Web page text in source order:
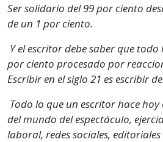
Ser solidario del 99 por ciento
de un 1 por ciento.
Y el escritor debe saber que
por ciento procesado por
Escribir en el siglo 21 es escribir
Todo lo que un escritor hace hoy
del mundo del espectáculo,
laboral, redes sociales,